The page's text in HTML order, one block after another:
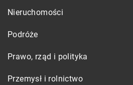
Nieruchomości
Podróże
Prawo, rząd i polityka
Przemysł i rolnictwo